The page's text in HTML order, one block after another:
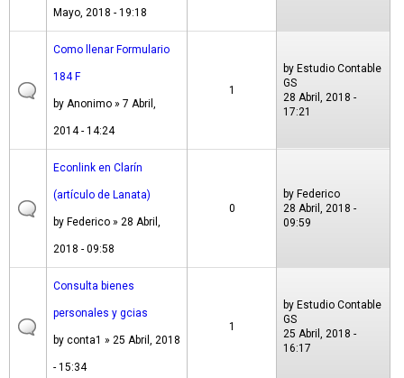
Mayo, 2018 - 19:18
Como llenar Formulario
184 F
by Anonimo » 7 Abril,
2014 - 14:24
1
by Estudio Contable
GS
28 Abril, 2018 -
17:21
Econlink en Clarín
(artículo de Lanata)
by Federico » 28 Abril,
2018 - 09:58
0
by Federico
28 Abril, 2018 -
09:59
Consulta bienes
personales y gcias
by conta1 » 25 Abril, 2018
- 15:34
1
by Estudio Contable
GS
25 Abril, 2018 -
16:17